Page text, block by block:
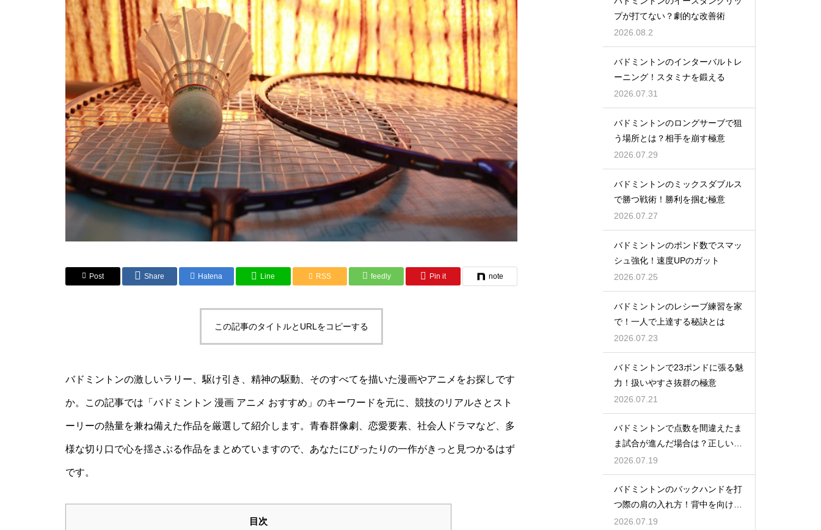
Post Share Hatena Line RSS feedly Pin it note
この記事のタイトルとURLをコピーする
バドミントンの激しいラリー、駆け引き、精神の駆動、そのすべてを描いた漫画やアニメをお探しです
か。この記事では「バドミントン 漫画 アニメ おすすめ」のキーワードを元に、競技のリアルさとスト
ーリーの熱量を兼ね備えた作品を厳選して紹介します。青春群像劇、恋愛要素、社会人ドラマなど、多
様な切り口で心を揺さぶる作品をまとめていますので、あなたにぴったりの一作がきっと見つかるはず
です。
目次
プが打てない？劇的な改善術
2026.08.2
バドミントンのインターバルトレ
ーニング！スタミナを鍛える
2026.07.31
バドミントンのロングサーブで狙
う場所とは？相手を崩す極意
2026.07.29
バドミントンのミックスダブルス
で勝つ戦術！勝利を掴む極意
2026.07.27
バドミントンのポンド数でスマッ
シュ強化！速度UPのガット
2026.07.25
バドミントンのレシーブ練習を家
で！一人で上達する秘訣とは
2026.07.23
バドミントンで23ポンドに張る魅
力！扱いやすさ抜群の極意
2026.07.21
バドミントンで点数を間違えたま
ま試合が進んだ場合は？正しい修
正方法
2026.07.19
バドミントンのバックハンドを打
つ際の肩の入れ方！背中を向けて
構える
2026.07.19